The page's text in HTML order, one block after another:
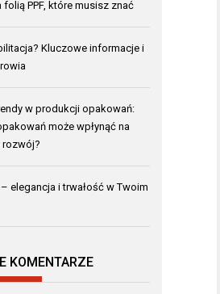
folią PPF, które musisz znać
Kluczowe informacje i
w produkcji opakowań:
może wpłynąć na
rozwój?
elegancja i trwałość w Twoim
KOMENTARZE